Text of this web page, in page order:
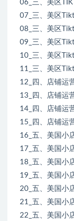
06_三、美区
07_三、美区
08_三、美区
09_三、美区
10_三、美区
11_三、美区
12_四、店铺运
13_四、店铺运
14_四、店铺运
15_四、店铺运
16_五、美国小
17_五、美国小
18_五、美国小
19_五、美国小
20_五、美国小
21_五、美国小
22_五、美国小